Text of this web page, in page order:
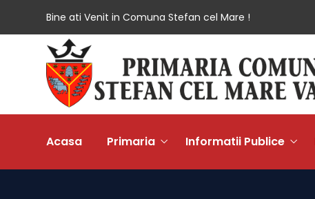
Bine ati Venit in Comuna Stefan cel Mare !
Acasa Primaria Informatii Publice